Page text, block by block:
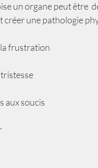
un organe peut être
une pathologie
la frustration
tristesse
aux soucis